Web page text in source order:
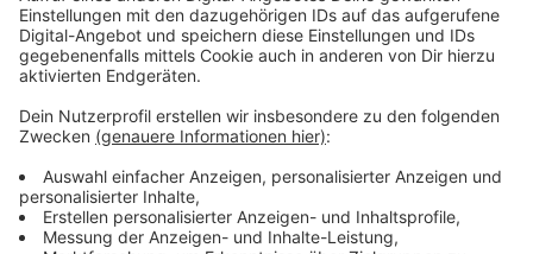
Anzeige
Vorstellen brauchen wir ihn euch nicht. Seit 2003
treibt Jürgen Bangert nun als "Elvis Eifel" seine Späße
am Telefon mit seinen Hörerinnen und Hörern im Radio.
Aber selbst seine 'Opfer' müssen am Ende mit lachen -